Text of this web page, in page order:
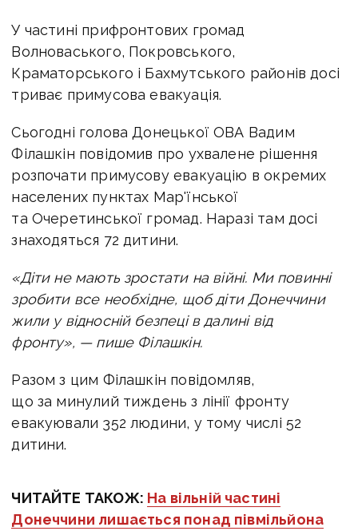
У частині прифронтових громад
Волноваського, Покровського,
Краматорського і Бахмутського районів досі
триває примусова евакуація.
Сьогодні голова Донецької ОВА Вадим
Філашкін повідомив про ухвалене рішення
розпочати примусову евакуацію в окремих
населених пунктах Мар'їнської
та Очеретинської громад. Наразі там досі
знаходяться 72 дитини.
«Діти не мають зростати на війні. Ми повинні
зробити все необхідне, щоб діти Донеччини
жили у відносній безпеці в далині від
фронту», — пише Філашкін.
Разом з цим Філашкін повідомляв,
що за минулий тижденьз лінії фронту
евакуювали 352 людини, у тому числі 52
дитини.
ЧИТАЙТЕ ТАКОЖ: На вільній частині
Донеччини лишається понад півмільйона